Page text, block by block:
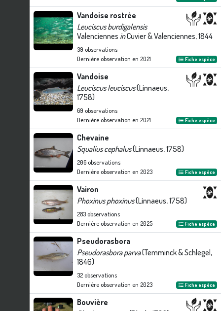
Vandoise rostrée
Leuciscus burdigalensis
Valenciennes inCuvier & Valenciennes, 1844
39 observations
Dernière observation en 2021 Fiche espèce
Vandoise
Leuciscus leuciscus(Linnaeus,
1758)
69 observations
Dernière observation en 2021 Fiche espèce
Chevaine
Squalius cephalus(Linnaeus, 1758)
206observations
Dernière observation en 2023 Fiche espèce
Vairon
Phoxinus phoxinus(Linnaeus, 1758)
283observations
Dernière observation en 2025 Fiche espèce
Pseudorasbora
Pseudorasbora parva(Temminck & Schlegel,
1846)
32observations
Dernière observation en 2023 Fiche espèce
Bouvière